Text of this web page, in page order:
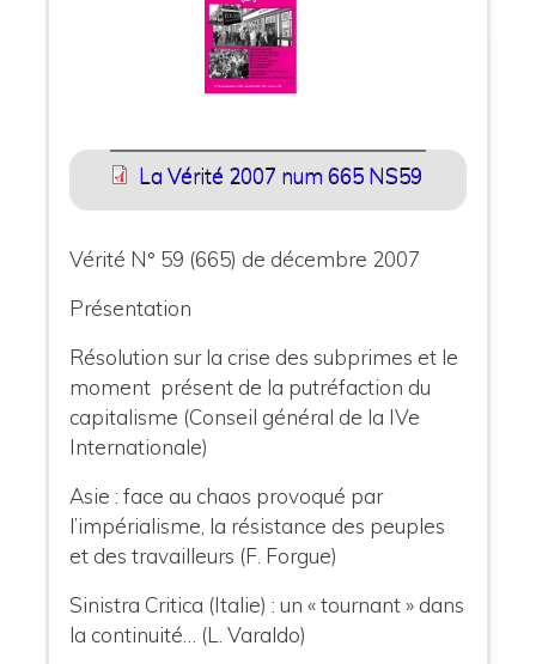
La Vérité 2007 num 665 NS59
Vérité N° 59 (665) de décembre 2007
Présentation
Résolution sur la crise des subprimes et le
moment présent de la putréfaction du
capitalisme (Conseil général de la IVe
Internationale)
Asie : face au chaos provoqué par
l’impérialisme, la résistance des peuples
et des travailleurs (F. Forgue)
Sinistra Critica (Italie) : un « tournant » dans
la continuité… (L. Varaldo)